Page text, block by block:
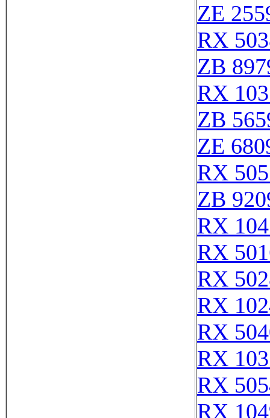
ZE
RX
ZB
RX
ZB
ZE
RX
ZB
RX
RX
RX
RX
RX
RX
RX
RX